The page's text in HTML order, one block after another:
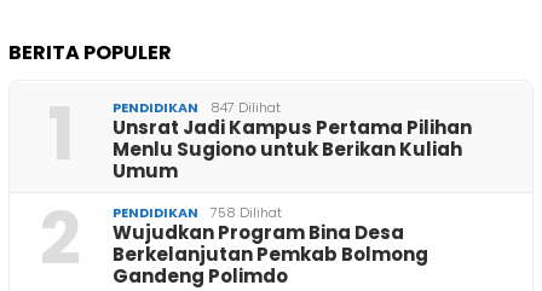
BERITA POPULER
1 PENDIDIKAN 847 Dilihat
Unsrat Jadi Kampus Pertama Pilihan
Menlu Sugiono untuk Berikan Kuliah
Umum
2 PENDIDIKAN 758 Dilihat
Wujudkan Program Bina Desa
Berkelanjutan Pemkab Bolmong
Gandeng Polimdo